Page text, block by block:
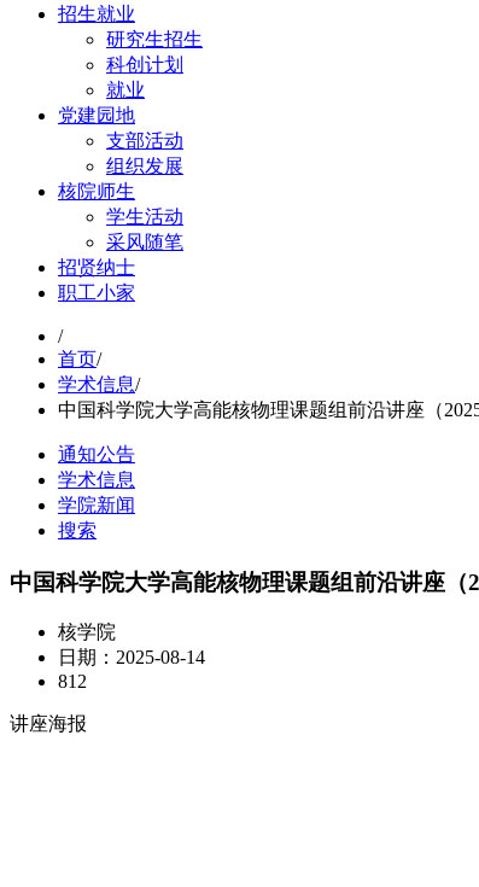
招生就业
研究生招生
科创计划
就业
党建园地
支部活动
组织发展
核院师生
学生活动
采风随笔
招贤纳士
职工小家
/
首页/
学术信息/
中国科学院大学高能核物理课题组前沿讲座（
通知公告
学术信息
学院新闻
搜索
中国科学院大学高能核物理课题组前沿讲座（
核学院
日期：2025-08-14
812
讲座海报